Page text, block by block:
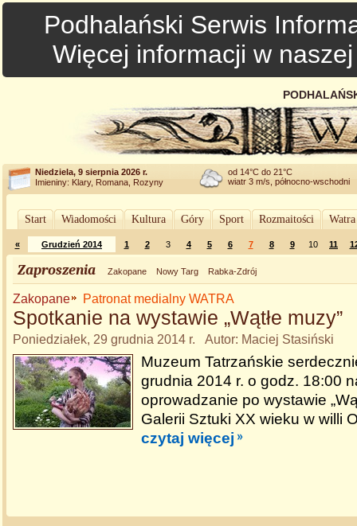
Podhalański Serwis
Więcej informacji w
Niedziela, 9 sierpnia 2026 r.
Imieniny: Klary, Romana, Rozyny
od 14°C do 21°C
wiatr 3 m/s, północno-wschodni
Start Wiadomości Kultura Góry Sport Rozmaitości
« Grudzień 2014 1 2 3 4 5 6 7 8 9 10 11
Zaproszenia Zakopane Nowy Targ Rabka-Zdrój
Zakopane Patronat medialny WATRA
Spotkanie na wystawie „Wątłe muzy”
Poniedziałek, 29 grudnia 2014 r. Autor: Maciej Stasiński
Muzeum Tatrzańskie
grudnia 2014 r. o godz. 18:00
oprowadzanie po wystawie
Galerii Sztuki XX wieku w willi
czytaj więcej